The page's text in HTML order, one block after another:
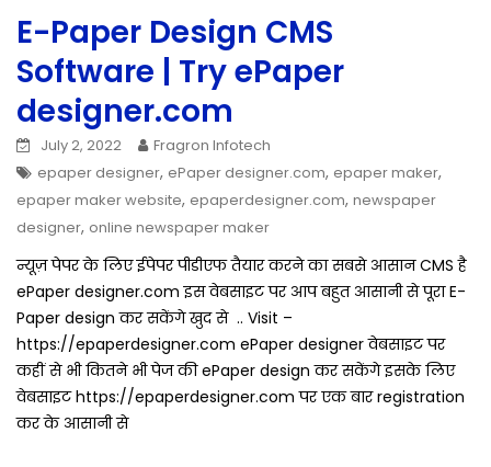
E-Paper Design CMS
Software | Try ePaper
designer.com
July 2, 2022
Fragron Infotech
epaper designer, ePaper designer.com, epaper maker,
epaper maker website, epaperdesigner.com, newspaper
designer, online newspaper maker
न्यूज़ पेपर के लिए ईपेपर पीडीएफ तैयार करने का सबसे आसान CMS है
ePaper designer.com इस वेबसाइट पर आप बहुत आसानी से पूरा E-
Paper design कर सकेंगे खुद से .. Visit –
https://epaperdesigner.com ePaper designer वेबसाइट पर
कहीं से भी कितने भी पेज की ePaper design कर सकेंगे इसके लिए
वेबसाइट https://epaperdesigner.com पर एक बार registration
कर के आसानी से